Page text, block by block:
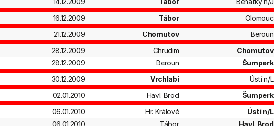
14.12.2009 Tábor Benátky n/J
16.12.2009 Tábor Olomouc
21.12.2009 Chomutov Beroun
28.12.2009 Chrudim Chomutov
28.12.2009 Beroun Šumperk
30.12.2009 Vrchlabí Ústí n/L
02.01.2010 Havl. Brod Šumperk
06.01.2010 Hr. Králové Ústí n/L
06.01.2010 Tábor Havl. Brod